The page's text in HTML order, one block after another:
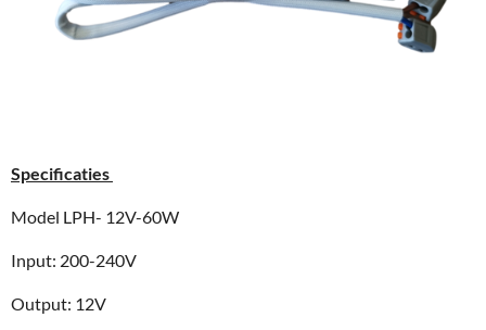
Specificaties
Model LPH- 12V-60W
Input: 200-240V
Output: 12V